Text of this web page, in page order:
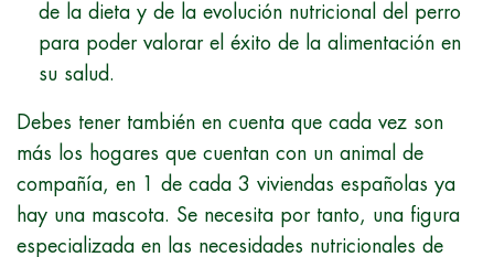
de la dieta y de la evolución nutricional del perro
para poder valorar el éxito de la alimentación en
su salud.
Debes tener también en cuenta que cada vez son
más los hogares que cuentan con un animal de
compañía, en 1 de cada 3 viviendas españolas ya
hay una mascota. Se necesita por tanto, una figura
especializada en las necesidades nutricionales de